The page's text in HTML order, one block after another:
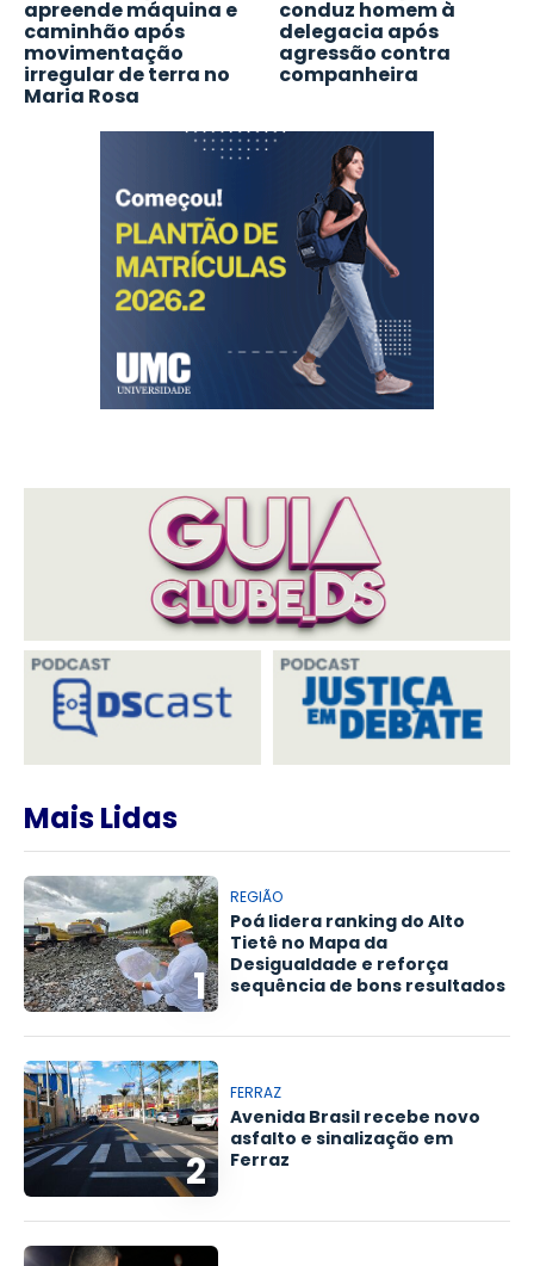
apreende máquina e
caminhão após
movimentação
irregular de terra no
Maria Rosa
conduz homem à
delegacia após
agressão contra
companheira
Mais Lidas
1
REGIÃO
Poá lidera ranking do Alto
Tietê no Mapa da
Desigualdade e reforça
sequência de bons resultados
2
FERRAZ
Avenida Brasil recebe novo
asfalto e sinalização em
Ferraz